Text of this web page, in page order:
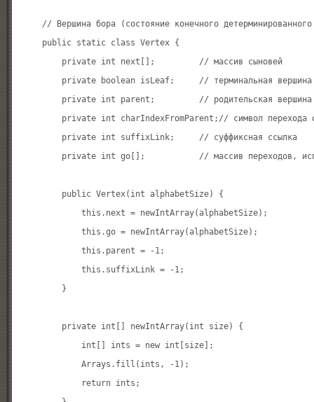
// Вершина бора (состояние конечного
    public static class Vertex {
        private int next[];         // массив сыновей
        private boolean isLeaf;     // терминальная вершина
        private int parent;         // родительская вершина
private int charIndexFromParent;// символ перехода
        private int suffixLink;     // суффиксная ссылка
private int go[];           // массив переходов,
        public Vertex(int alphabetSize) {
            this.next = newIntArray(alphabetSize);
            this.go = newIntArray(alphabetSize);
            this.parent = -1;
            this.suffixLink = -1;
        }
        private int[] newIntArray(int size) {
            int[] ints = new int[size];
            Arrays.fill(ints, -1);
            return ints;